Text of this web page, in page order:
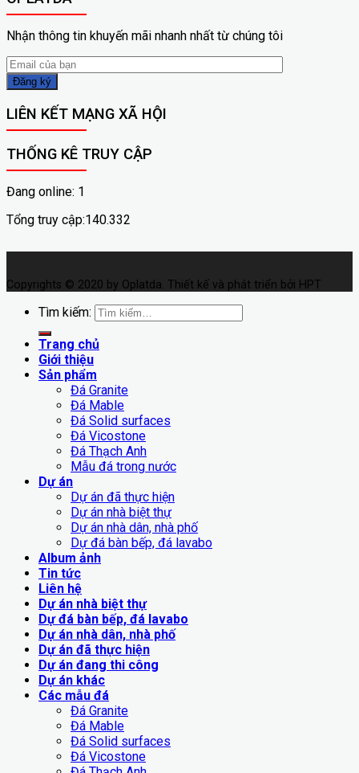
Nhận thông tin khuyến mãi nhanh nhất từ chúng tôi
LIÊN KẾT MẠNG XÃ HỘI
THỐNG KÊ TRUY CẬP
Đang online: 1
Tổng truy cập:140.332
Copyrights © 2020 by Oplatda. Thiết kế và phát triển bởi HPT
Tìm kiếm:
Trang chủ
Giới thiệu
Sản phẩm
Đá Granite
Đá Mable
Đá Solid surfaces
Đá Vicostone
Đá Thạch Anh
Mẫu đá trong nước
Dự án
Dự án đã thực hiện
Dự án nhà biệt thự
Dự án nhà dân, nhà phố
Dự đá bàn bếp, đá lavabo
Album ảnh
Tin tức
Liên hệ
Dự án nhà biệt thự
Dự đá bàn bếp, đá lavabo
Dự án nhà dân, nhà phố
Dự án đã thực hiện
Dự án đang thi công
Dự án khác
Các mẫu đá
Đá Granite
Đá Mable
Đá Solid surfaces
Đá Vicostone